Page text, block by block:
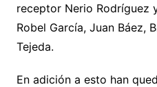
receptor Nerio Rodríguez
Robel García, Juan Báez,
Tejeda.
En adición a esto han